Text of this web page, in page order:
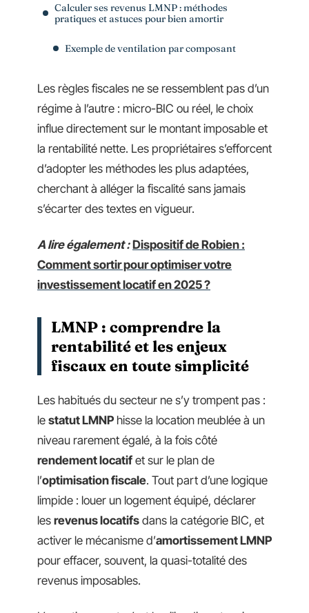
Calculer ses revenus LMNP : méthodes
pratiques et astuces pour bien amortir
Exemple de ventilation par composant
Les règles fiscales ne se ressemblent pas d’un
régime à l’autre : micro-BIC ou réel, le choix
influe directement sur le montant imposable et
la rentabilité nette. Les propriétaires s’efforcent
d’adopter les méthodes les plus adaptées,
cherchant à alléger la fiscalité sans jamais
s’écarter des textes en vigueur.
A lire également : Dispositif de Robien :
Comment sortir pour optimiser votre
investissement locatif en 2025 ?
LMNP : comprendre la
rentabilité et les enjeux
fiscaux en toute simplicité
Les habitués du secteur ne s’y trompent pas :
le statut LMNP hisse la location meublée à un
niveau rarement égalé, à la fois côté
rendement locatif et sur le plan de
l’optimisation fiscale. Tout part d’une logique
limpide : louer un logement équipé, déclarer
les revenus locatifs dans la catégorie BIC, et
activer le mécanisme d’amortissement LMNP
pour effacer, souvent, la quasi-totalité des
revenus imposables.